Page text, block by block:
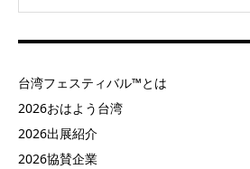
台湾フェスティバル™とは
2026おはよう台湾
2026出展紹介
2026協賛企業